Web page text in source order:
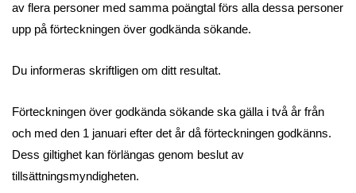
av flera personer med samma poängtal förs alla dessa personer
upp på förteckningen över godkända sökande.
Du informeras skriftligen om ditt resultat.
Förteckningen över godkända sökande ska gälla i två år från
och med den 1 januari efter det år då förteckningen godkänns.
Dess giltighet kan förlängas genom beslut av
tillsättningsmyndigheten.